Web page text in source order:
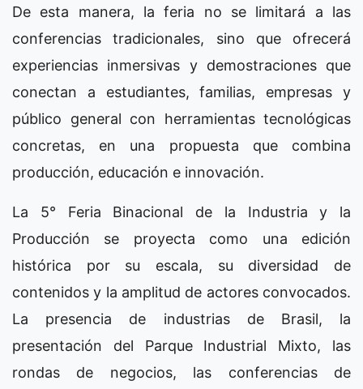
De esta manera, la feria no se limitará a las
conferencias tradicionales, sino que ofrecerá
experiencias inmersivas y demostraciones que
conectan a estudiantes, familias, empresas y
público general con herramientas tecnológicas
concretas, en una propuesta que combina
producción, educación e innovación.
La 5° Feria Binacional de la Industria y la
Producción se proyecta como una edición
histórica por su escala, su diversidad de
contenidos y la amplitud de actores convocados.
La presencia de industrias de Brasil, la
presentación del Parque Industrial Mixto, las
rondas de negocios, las conferencias de